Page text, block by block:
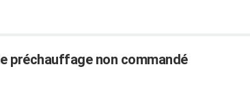
préchauffage non commandé